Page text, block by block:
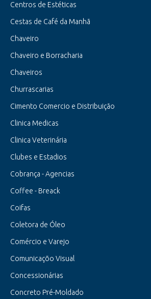
Centros de Estéticas
Cestas de Café da Manhã
Chaveiro
Chaveiro e Borracharia
Chaveiros
Churrascarias
Cimento Comercio e Distribuição
Clinica Medicas
Clinica Veterinária
Clubes e Estadios
Cobrança - Agencias
Coffee - Breack
Coifas
Coletora de Óleo
Comércio e Varejo
Comunicaçõo Visual
Concessionárias
Concreto Pré-Moldado